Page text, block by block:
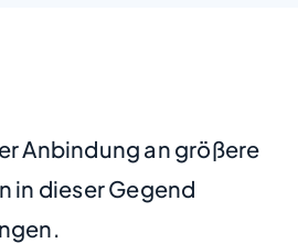
Anbindung an größere
in dieser Gegend